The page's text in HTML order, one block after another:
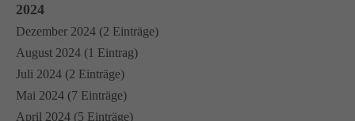
2024
Dezember 2024 (2 Einträge)
August 2024 (1 Eintrag)
Juli 2024 (2 Einträge)
Mai 2024 (7 Einträge)
April 2024 (5 Einträge)